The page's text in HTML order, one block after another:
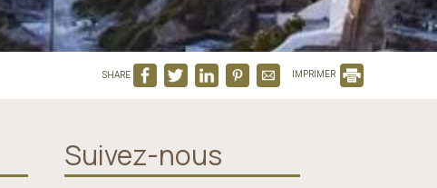
SHARE IMPRIMER
Suivez-nous